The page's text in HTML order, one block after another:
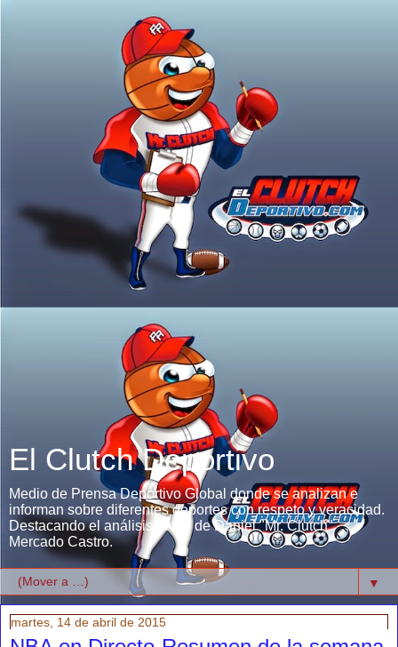
El Clutch Deportivo
Medio de Prensa Deportivo Global donde se analizan e
informan sobre diferentes deportes con respeto y veracidad.
Destacando el análisis único de Daniel "Mr. Clutch"
Mercado Castro.
▼
martes, 14 de abril de 2015